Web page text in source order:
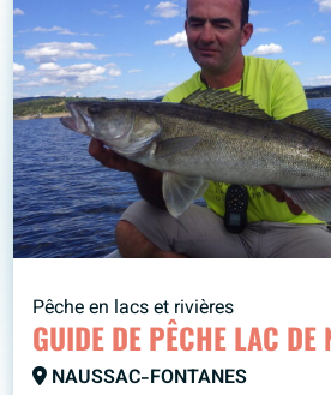
Pêche en lacs et rivières
GUIDE DE PÊCHE LAC DE
NAUSSAC-FONTANES